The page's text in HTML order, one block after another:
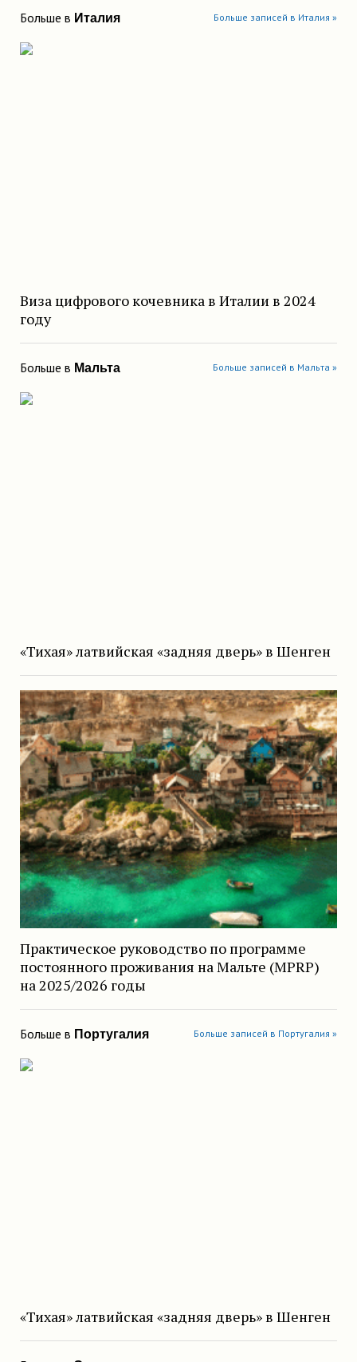
Больше в Италия Больше записей в Италия »
Виза цифрового кочевника в Италии в 2024
году
Больше в Мальта Больше записей в Мальта »
«Тихая» латвийская «задняя дверь» в Шенген
Практическое руководство по программе
постоянного проживания на Мальте (MPRP)
на 2025/2026 годы
Больше в Португалия Больше записей в Португалия »
«Тихая» латвийская «задняя дверь» в Шенген